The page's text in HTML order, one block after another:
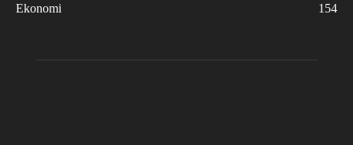
Ekonomi
154